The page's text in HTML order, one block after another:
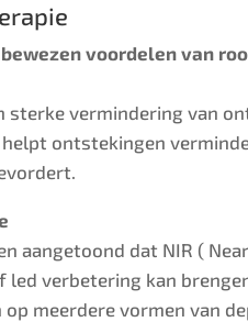
voordelen van
vermindering van
ontstekingen
aangetoond dat NIR (
verbetering kan
meerdere vormen van